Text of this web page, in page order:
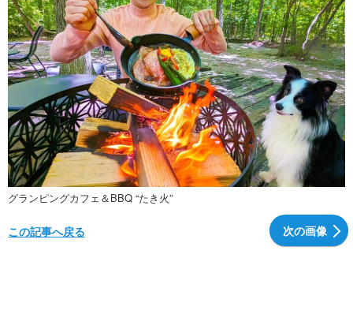
グランピングカフェ＆BBQ “たき火”
次の画像
この記事へ戻る